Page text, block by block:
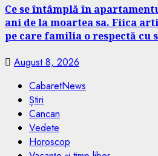
Ce se întâmplă în
ani de la moartea sa. Fiica
pe care familia o respectă cu
August 8, 2026
CabaretNews
Știri
Cancan
Vedete
Horoscop